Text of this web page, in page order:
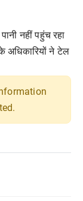
नहीं पहुंच रहा
अधिकारियों ने टेल